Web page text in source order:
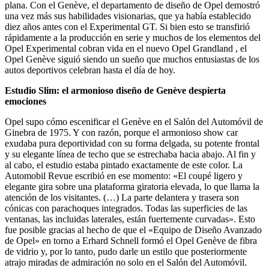
plana. Con el Genève, el departamento de diseño de Opel demostró
una vez más sus habilidades visionarias, que ya había establecido
diez años antes con el Experimental GT. Si bien esto se transfirió
rápidamente a la producción en serie y muchos de los elementos del
Opel Experimental cobran vida en el nuevo Opel Grandland , el
Opel Genève siguió siendo un sueño que muchos entusiastas de los
autos deportivos celebran hasta el día de hoy.
Estudio Slim: el armonioso diseño de Genève despierta
emociones
Opel supo cómo escenificar el Genève en el Salón del Automóvil de
Ginebra de 1975. Y con razón, porque el armonioso show car
exudaba pura deportividad con su forma delgada, su potente frontal
y su elegante línea de techo que se estrechaba hacia abajo. Al fin y
al cabo, el estudio estaba pintado exactamente de este color. La
Automobil Revue escribió en ese momento: «El coupé ligero y
elegante gira sobre una plataforma giratoria elevada, lo que llama la
atención de los visitantes. (…) La parte delantera y trasera son
cónicas con parachoques integrados. Todas las superficies de las
ventanas, las incluidas laterales, están fuertemente curvadas». Esto
fue posible gracias al hecho de que el «Equipo de Diseño Avanzado
de Opel» en torno a Erhard Schnell formó el Opel Genève de fibra
de vidrio y, por lo tanto, pudo darle un estilo que posteriormente
atrajo miradas de admiración no solo en el Salón del Automóvil.